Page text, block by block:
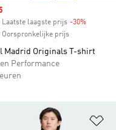
price
Laatste laagste prijs -30%
Oorspronkelijke prijs
Madrid Originals T-shirt
Performance
zetten